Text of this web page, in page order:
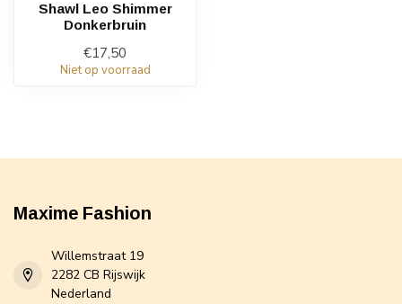
Shawl Leo Shimmer
Donkerbruin
€17,50
Niet op voorraad
Maxime Fashion
Willemstraat 19
2282 CB Rijswijk
Nederland